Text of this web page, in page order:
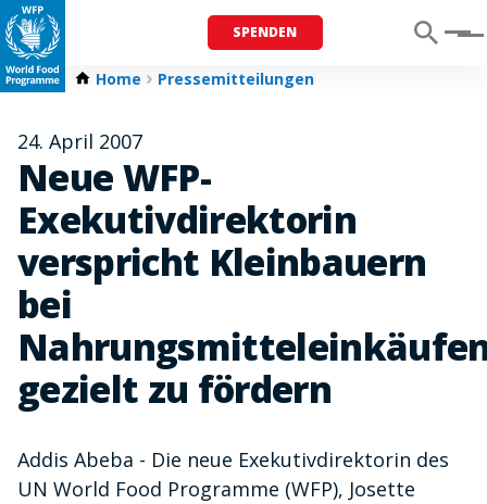
SPENDEN Menu
Home Pressemitteilungen
24. April 2007
Neue WFP-
Exekutivdirektorin
verspricht Kleinbauern
bei
gezielt zu fördern
Addis Abeba - Die neue Exekutivdirektorin des
UN World Food Programme (WFP), Josette